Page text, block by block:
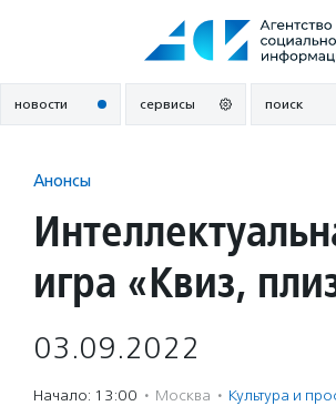
новости сервисы поиск
Анонсы
игра «Квиз,
03.09.2022
Начало: 13:00 · Москва · Культура и